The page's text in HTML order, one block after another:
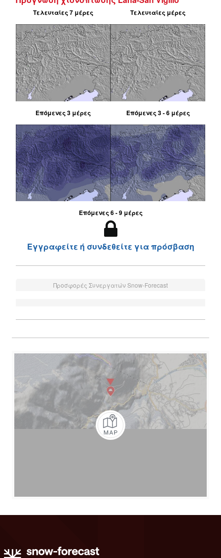
Τελευταίες 7 μέρες Τελευταίες μέρες
Επόμενες 3 μέρες Επόμενες 3 - 6 μέρες
Επόμενες 6 - 9 μέρες
Εγγραφείτε ή συνδεθείτε για πρόσβαση
Προσφορές Συνεργατών Snow-Forecast